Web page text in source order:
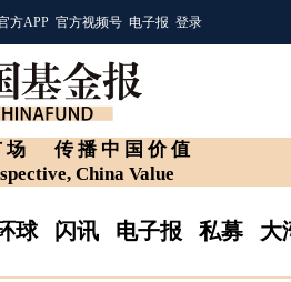
方APP 官方视频号 电子报 登录
传播中国价值
China Value
球 闪讯 电子报 私募 大